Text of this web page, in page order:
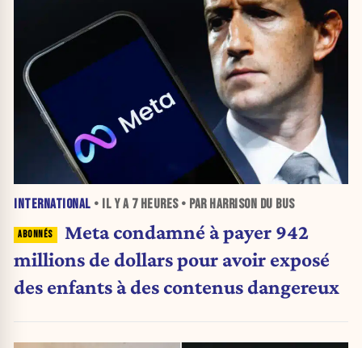
INTERNATIONAL • IL Y A 7 HEURES• PAR HARRISON DU BUS
Meta condamné à payer 942
millions de dollars pour avoir exposé
des enfants à des contenus dangereux